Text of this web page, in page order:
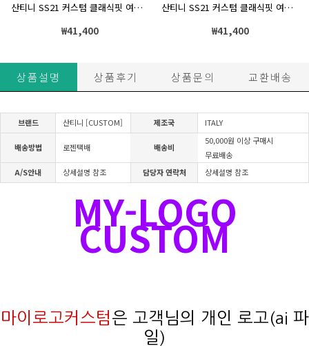
산티니 SS21 커스텀 클래식핏 여성 반팔져지 오렌지
₩41,400
산티니 SS21 커스텀 클래식핏 여성 반팔져지 청록
₩41,400
상품설명 상품후기 상품문의 교환배송
브랜드 산티니 [CUSTOM] 제조국 ITALY
배송방법 로젠택배 배송비
50,000원 이상 구매시
무료배송
A/S안내
상세설명 참조 담당자 연락처 상세설명 참조
MY-LOGO
CUSTOM
마이로고커스텀은 고객님의 개인 로고(ai 파
일)